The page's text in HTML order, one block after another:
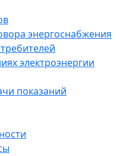
энергоснабжения
электроэнергии
показаний